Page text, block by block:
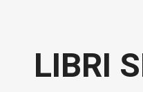
LIBRI